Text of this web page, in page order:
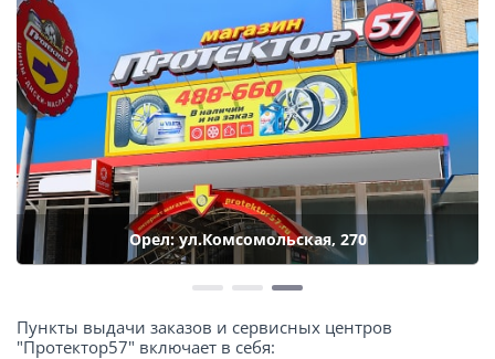
Орел: ул.Комсомольская, 270
Пункты выдачи заказов и сервисных центров
"Протектор57" включает в себя: